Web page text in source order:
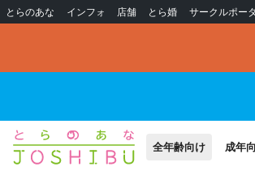
とらのあな インフォ 店舗 とら婚 サークルポー
全年齢向け 成年